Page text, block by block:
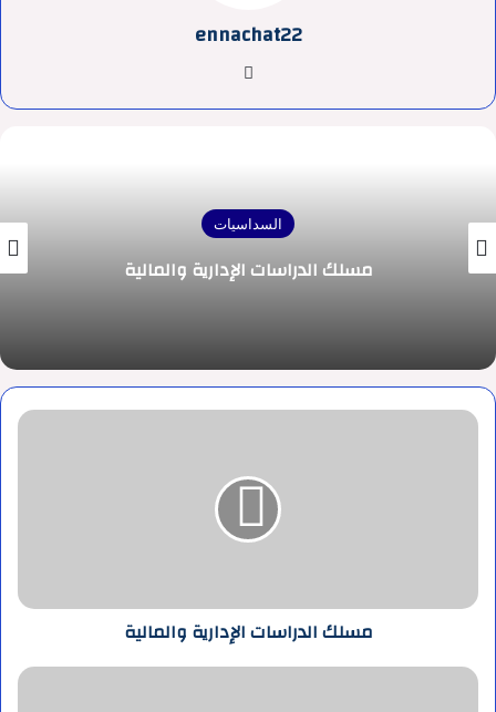
ennachat22
السداسيات
مسلك الدراسات الإدارية والمالية
مسلك
مسلك الدراسات الإدارية والمالية
مسلك